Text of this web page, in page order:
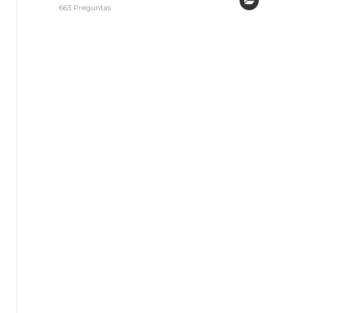
663 Preguntas